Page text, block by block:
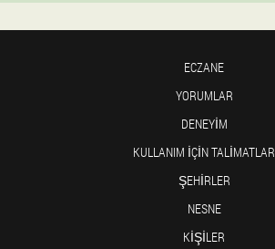
ECZANE
YORUMLAR
DENEYIM
KULLANIM IÇIN TALIMATLAR
ŞEHIRLER
NESNE
KIŞILER